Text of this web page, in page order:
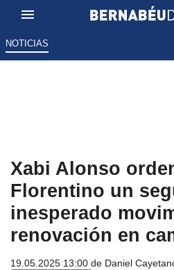
NOTICIAS
Xabi Alonso
Florentino un
inesperado
renovación en
19.05.2025 13:00 de Daniel